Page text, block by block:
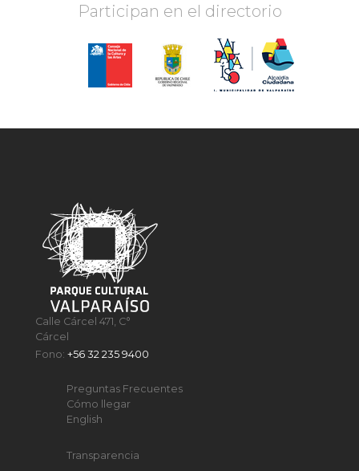
Participan en el directorio
Calle Cárcel 471, C°
Cárcel
Fono:+56 32 235 9400
Preguntas Frecuentes
Cómo llegar
English
Transparencia